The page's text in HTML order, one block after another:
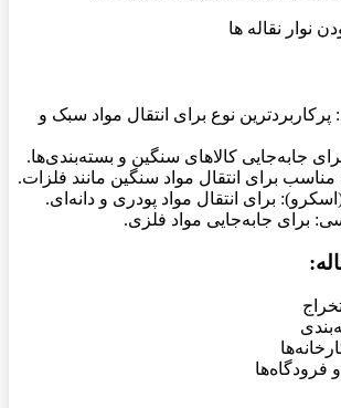
پرکاربردترین نوع برای انتقال مواد سبک و
فرودگاه‌ها